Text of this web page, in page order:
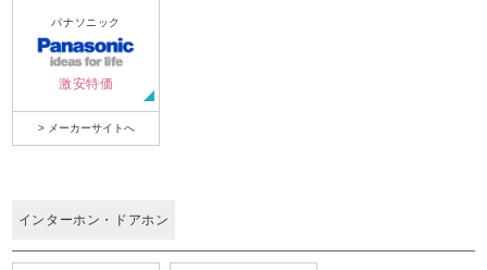
パナソニック
激安特価
> メーカーサイトへ
インターホン・ドアホン